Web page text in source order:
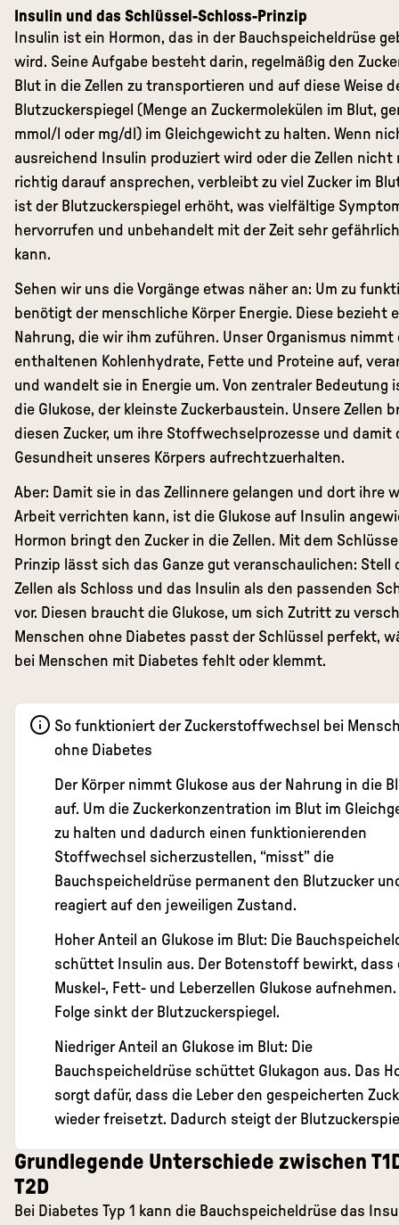
Insulin und das Schlüssel-Schloss-Prinzip
Insulin ist ein Hormon, das in der Bauchspeicheldrüse
wird. Seine Aufgabe besteht darin, regelmäßig den
Blut in die Zellen zu transportieren und auf diese Weise
Blutzuckerspiegel (Menge an Zuckermolekülen im Blut,
mmol/l oder mg/dl) im Gleichgewicht zu halten. Wenn
ausreichend Insulin produziert wird oder die Zellen nicht
richtig darauf ansprechen, verbleibt zu viel Zucker im
ist der Blutzuckerspiegel erhöht, was vielfältige
hervorrufen und unbehandelt mit der Zeit sehr
kann.
Sehen wir uns die Vorgänge etwas näher an: Um zu
benötigt der menschliche Körper Energie. Diese bezieht
Nahrung, die wir ihm zuführen. Unser Organismus nimmt
enthaltenen Kohlenhydrate, Fette und Proteine auf,
und wandelt sie in Energie um. Von zentraler Bedeutung
die Glukose, der kleinste Zuckerbaustein. Unsere Zellen
diesen Zucker, um ihre Stoffwechselprozesse und damit
Gesundheit unseres Körpers aufrechtzuerhalten.
Aber: Damit sie in das Zellinnere gelangen und dort ihre
Arbeit verrichten kann, ist die Glukose auf Insulin
Hormon bringt den Zucker in die Zellen. Mit dem
Prinzip lässt sich das Ganze gut veranschaulichen: Stell
Zellen als Schloss und das Insulin als den passenden
vor. Diesen braucht die Glukose, um sich Zutritt zu
Menschen ohne Diabetes passt der Schlüssel perfekt,
bei Menschen mit Diabetes fehlt oder klemmt.
So funktioniert der Zuckerstoffwechsel bei
ohne Diabetes
Der Körper nimmt Glukose aus der Nahrung in die
auf. Um die Zuckerkonzentration im Blut im
zu halten und dadurch einen funktionierenden
Stoffwechsel sicherzustellen, “misst” die
Bauchspeicheldrüse permanent den Blutzucker
reagiert auf den jeweiligen Zustand.
Hoher Anteil an Glukose im Blut: Die
schüttet Insulin aus. Der Botenstoff bewirkt, dass
Muskel-, Fett- und Leberzellen Glukose
Folge sinkt der Blutzuckerspiegel.
Niedriger Anteil an Glukose im Blut: Die
Bauchspeicheldrüse schüttet Glukagon aus. Das
sorgt dafür, dass die Leber den gespeicherten
wieder freisetzt. Dadurch steigt der
Grundlegende Unterschiede zwischen
T2D
Bei Diabetes Typ 1 kann die Bauchspeicheldrüse das